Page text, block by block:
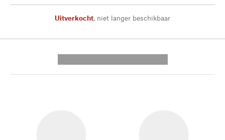
Uitverkocht, niet langer beschikbaar